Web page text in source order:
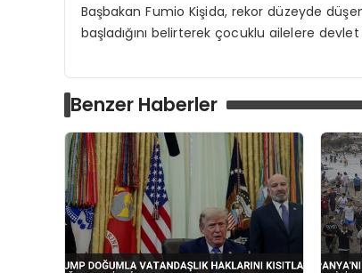
Başbakan Fumio Kişida, rekor düzeyde
başladığını belirterek çocuklu ailelere
Benzer Haberler